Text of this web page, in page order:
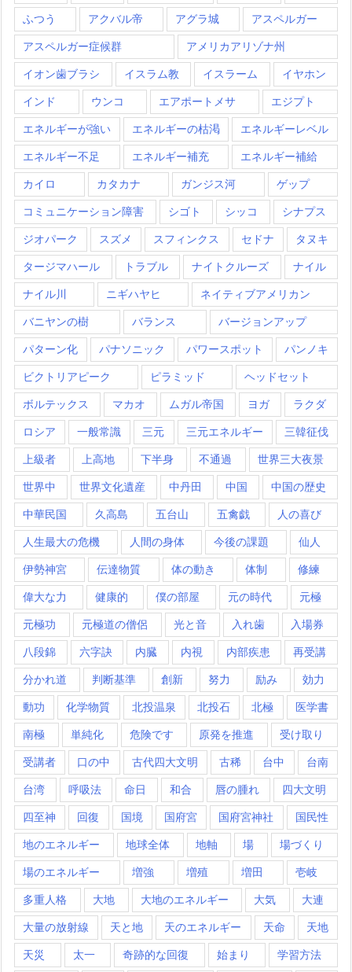
ふつう アクバル帝 アグラ城 アスペルガー
アスペルガー症候群 アメリカアリゾナ州
イオン歯ブラシ イスラム教 イスラーム イヤホン
インド ウンコ エアポートメサ エジプト
エネルギーが強い エネルギーの枯渇 エネルギーレベル
エネルギー不足 エネルギー補充 エネルギー補給
カイロ カタカナ ガンジス河 ゲップ
コミュニケーション障害 シゴト シッコ シナプス
ジオパーク スズメ スフィンクス セドナ タヌキ
タージマハール トラブル ナイトクルーズ ナイル
ナイル川 ニギハヤヒ ネイティブアメリカン
バニヤンの樹 バランス バージョンアップ
パターン化 パナソニック パワースポット パンノキ
ビクトリアピーク ピラミッド ヘッドセット
ボルテックス マカオ ムガル帝国 ヨガ ラクダ
ロシア 一般常識 三元 三元エネルギー 三韓征伐
上級者 上高地 下半身 不通過 世界三大夜景
世界中 世界文化遺産 中丹田 中国 中国の歴史
中華民国 久高島 五台山 五禽戯 人の喜び
人生最大の危機 人間の身体 今後の課題 仙人
伊勢神宮 伝達物質 体の動き 体制 修練
偉大な力 健康的 僕の部屋 元の時代 元極
元極功 元極道の僧侶 光と音 入れ歯 入場券
八段錦 六字訣 内臓 内視 内部疾患 再受講
分かれ道 判断基準 創新 努力 励み 効力
動功 化学物質 北投温泉 北投石 北極 医学書
南極 単純化 危険です 原発を推進 受け取り
受講者 口の中 古代四大文明 古稀 台中 台南
台湾 呼吸法 命日 和合 唇の腫れ 四大文明
四至神 回復 国境 国府宮 国府宮神社 国民性
地のエネルギー 地球全体 地軸 場 場づくり
場のエネルギー 増強 増殖 増田 壱岐
多重人格 大地 大地のエネルギー 大気 大連
大量の放射線 天と地 天のエネルギー 天命 天地
天災 太一 奇跡的な回復 始まり 学習方法